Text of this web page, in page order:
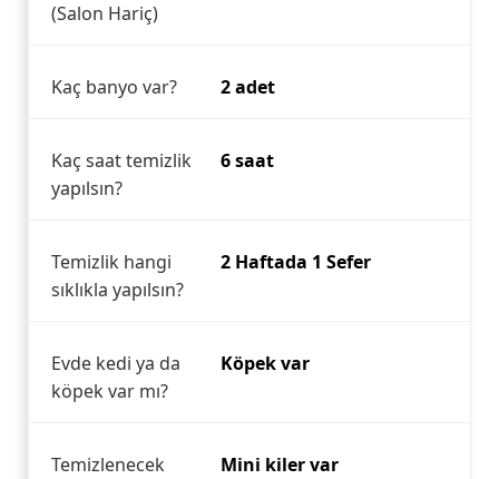
(Salon Hariç)
Kaç banyo var? 2 adet
Kaç saat temizlik
yapılsın?
6 saat
Temizlik hangi
sıklıkla yapılsın?
2 Haftada 1 Sefer
Evde kedi ya da
köpek var mı?
Köpek var
Temizlenecek
Mini kiler var